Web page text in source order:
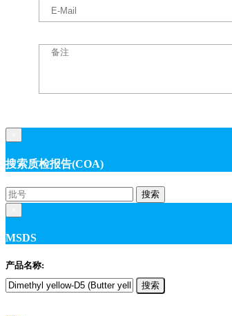
搜索质检报告(COA)
搜索
MSDS
产品名称:
搜索